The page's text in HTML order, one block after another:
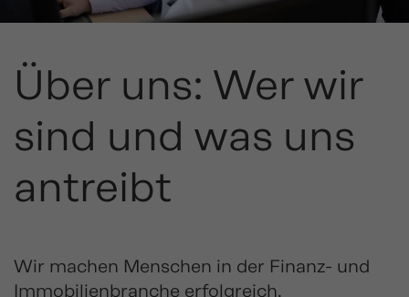
Über uns: Wer wir
sind und was uns
antreibt
Wir machen Menschen in der Finanz- und
Immobilienbranche erfolgreich.